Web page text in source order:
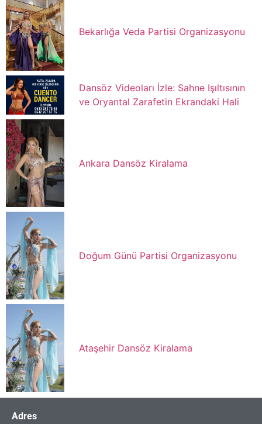
Bekarlığa Veda Partisi Organizasyonu
Dansöz Videoları İzle: Sahne Işıltısının
ve Oryantal Zarafetin Ekrandaki Hali
Ankara Dansöz Kiralama
Doğum Günü Partisi Organizasyonu
Ataşehir Dansöz Kiralama
Adres